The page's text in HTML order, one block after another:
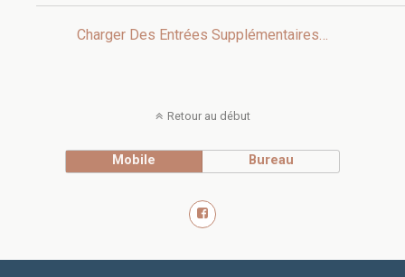
Charger Des Entrées Supplémentaires…
Retour au début
Mobile Bureau